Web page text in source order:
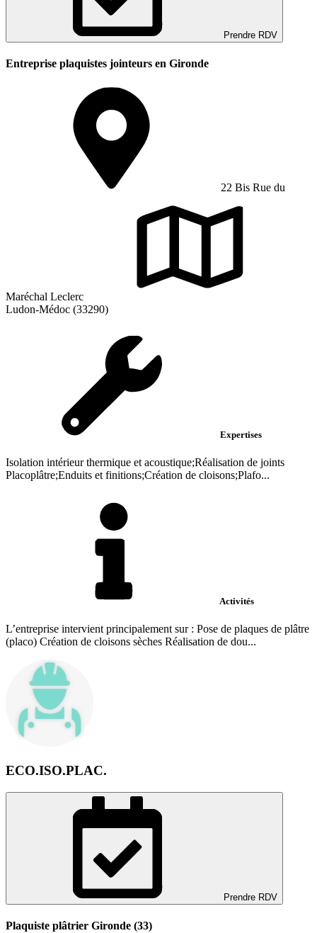
Prendre RDV
Entreprise plaquistes jointeurs en Gironde
22 Bis Rue du
Maréchal Leclerc
Ludon-Médoc (33290)
Expertises
Isolation intérieur thermique et acoustique;Réalisation de joints
Placoplâtre;Enduits et finitions;Création de cloisons;Plafo...
Activités
L’entreprise intervient principalement sur : Pose de plaques de plâtre
(placo) Création de cloisons sèches Réalisation de dou...
ECO.ISO.PLAC.
Prendre RDV
Plaquiste plâtrier Gironde (33)